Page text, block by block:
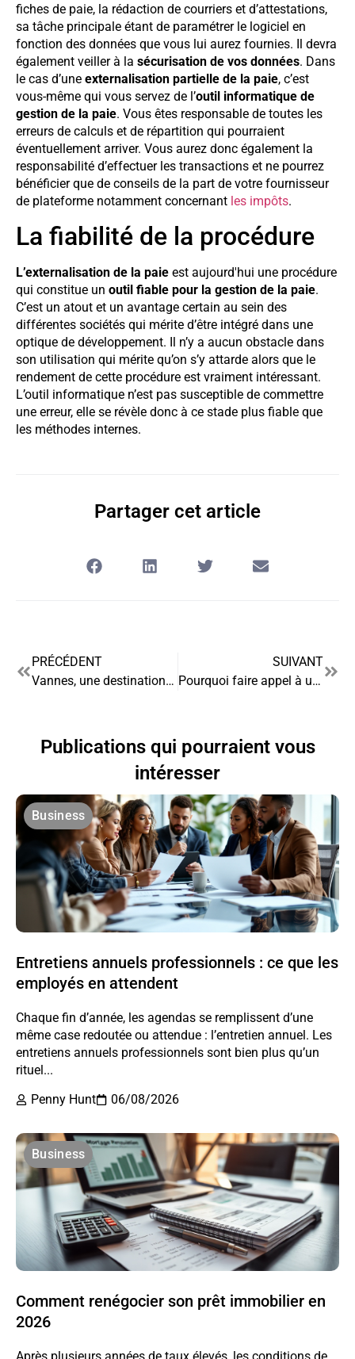
fiches de paie, la rédaction de courriers et d’attestations,
sa tâche principale étant de paramétrer le logiciel en
fonction des données que vous lui aurez fournies. Il devra
également veiller à la sécurisation de vos données. Dans
le cas d’une externalisation partielle de la paie, c’est
vous-même qui vous servez de l’outil informatique de
gestion de la paie. Vous êtes responsable de toutes les
erreurs de calculs et de répartition qui pourraient
éventuellement arriver. Vous aurez donc également la
responsabilité d’effectuer les transactions et ne pourrez
bénéficier que de conseils de la part de votre fournisseur
de plateforme notamment concernant les impôts.
La fiabilité de la procédure
L’externalisation de la paie est aujourd'hui une procédure
qui constitue un outil fiable pour la gestion de la paie.
C’est un atout et un avantage certain au sein des
différentes sociétés qui mérite d’être intégré dans une
optique de développement. Il n’y a aucun obstacle dans
son utilisation qui mérite qu’on s’y attarde alors que le
rendement de cette procédure est vraiment intéressant.
L’outil informatique n’est pas susceptible de commettre
une erreur, elle se révèle donc à ce stade plus fiable que
les méthodes internes.
Partager cet article
PRÉCÉDENT
Vannes, une destination stratégique pour développer vos activités
SUIVANT
Pourquoi faire appel à un cabinet d’expert comptable ?
Publications qui pourraient vous
intéresser
Business
Entretiens annuels professionnels : ce que les
employés en attendent
Chaque fin d’année, les agendas se remplissent d’une
même case redoutée ou attendue : l’entretien annuel. Les
entretiens annuels professionnels sont bien plus qu’un
rituel...
Penny Hunt
06/08/2026
Business
Comment renégocier son prêt immobilier en
2026